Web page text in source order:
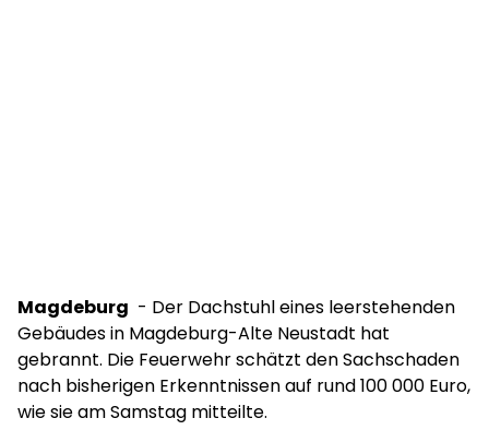
Magdeburg - Der Dachstuhl eines leerstehenden
Gebäudes in Magdeburg-Alte Neustadt hat
gebrannt. Die Feuerwehr schätzt den Sachschaden
nach bisherigen Erkenntnissen auf rund 100 000 Euro,
wie sie am Samstag mitteilte.